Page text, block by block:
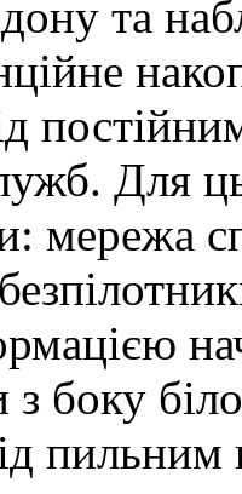
та
Для
мережа
з боку
пильним